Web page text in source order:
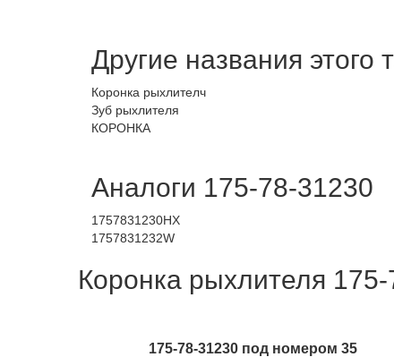
Другие названия этого
Коронка рыхлителч
Зуб рыхлителя
КОРОНКА
Аналоги 175-78-31230
1757831230HX
1757831232W
Коронка рыхлителя
175-78-31230 под номером 35